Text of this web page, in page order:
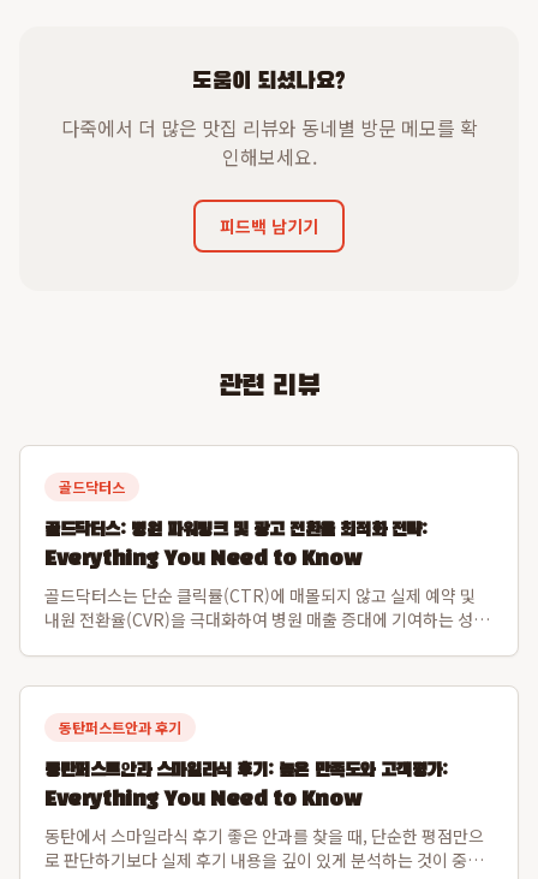
도움이 되셨나요?
다죽에서 더 많은 맛집 리뷰와 동네별 방문 메모를 확
인해보세요.
피드백 남기기
관련 리뷰
골드닥터스
골드닥터스: 병원 파워링크 및 광고 전환율 최적화 전략:
Everything You Need to Know
골드닥터스는 단순 클릭률(CTR)에 매몰되지 않고 실제 예약 및
내원 전환율(CVR)을 극대화하여 병원 매출 증대에 기여하는 성과
95%를 달성하며 ...
동탄퍼스트안과 후기
동탄퍼스트안과 스마일라식 후기: 높은 만족도와 고객평가:
Everything You Need to Know
동탄에서 스마일라식 후기 좋은 안과를 찾을 때, 단순한 평점만으
로 판단하기보다 실제 후기 내용을 깊이 있게 분석하는 것이 중요